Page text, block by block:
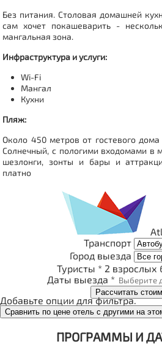
Без питания. Столовая домашней
сам хочет покашеварить -
мангальная зона.
Инфраструктура и услуги:
Wi-Fi
Мангал
Кухни
Пляж:
Около 450 метров от гостевого
Солнечный, с пологими входомами в
шезлонги, зонты и бары и
платно
Транспорт
Город выезда
Туристы * 2 взрослых
Даты выезда *
Рассчитать
Добавьте опции для фильтра.
Сравнить по цене отель с другими на
ПРОГРАММЫ И